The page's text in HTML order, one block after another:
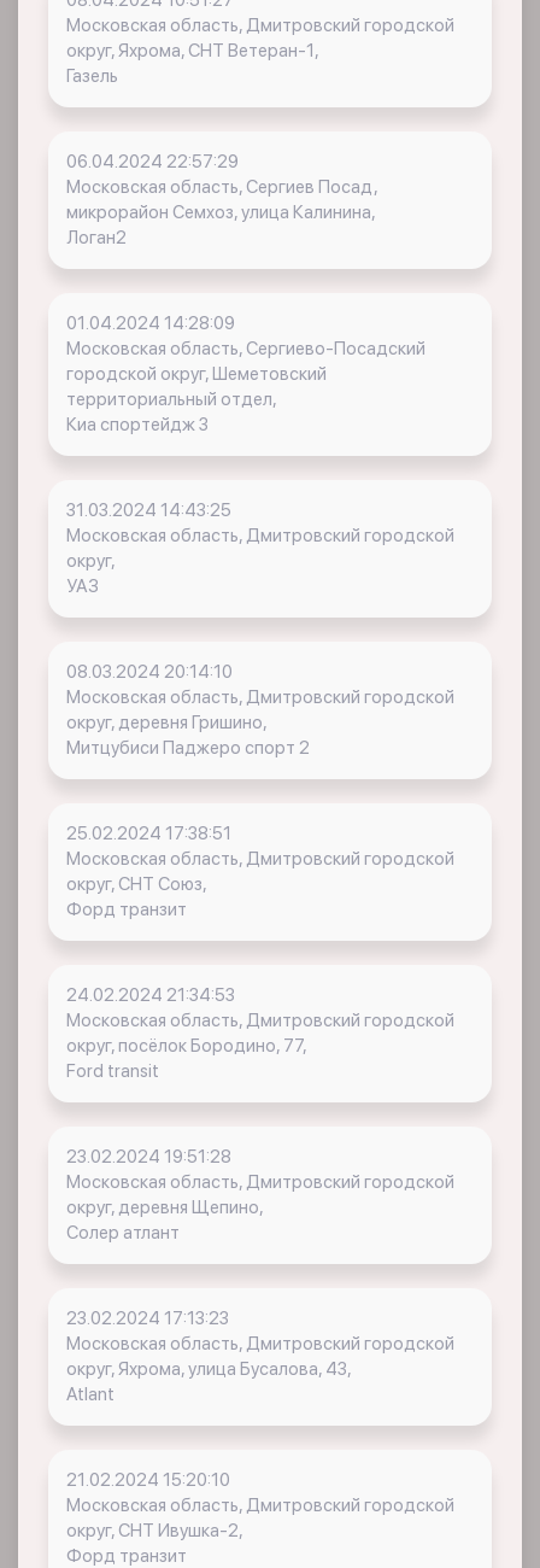
Московская область, Дмитровский городской
округ, Яхрома, СНТ Ветеран-1,
Газель
06.04.2024 22:57:29
Московская область, Сергиев Посад,
микрорайон Семхоз, улица Калинина,
Логан2
01.04.2024 14:28:09
Московская область, Сергиево-Посадский
городской округ, Шеметовский
территориальный отдел,
Киа спортейдж 3
31.03.2024 14:43:25
Московская область, Дмитровский городской
округ,
УАЗ
08.03.2024 20:14:10
Московская область, Дмитровский городской
округ, деревня Гришино,
Митцубиси Паджеро спорт 2
25.02.2024 17:38:51
Московская область, Дмитровский городской
округ, СНТ Союз,
Форд транзит
24.02.2024 21:34:53
Московская область, Дмитровский городской
округ, посёлок Бородино, 77,
Ford transit
23.02.2024 19:51:28
Московская область, Дмитровский городской
округ, деревня Щепино,
Солер атлант
23.02.2024 17:13:23
Московская область, Дмитровский городской
округ, Яхрома, улица Бусалова, 43,
Atlant
21.02.2024 15:20:10
Московская область, Дмитровский городской
округ, СНТ Ивушка-2,
Форд транзит